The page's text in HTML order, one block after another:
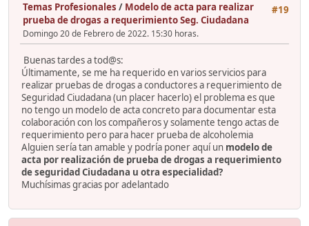
#19
Temas Profesionales / Modelo de acta para realizar
prueba de drogas a requerimiento Seg. Ciudadana
Domingo 20 de Febrero de 2022. 15:30 horas.
Buenas tardes a tod@s:
Últimamente, se me ha requerido en varios servicios para
realizar pruebas de drogas a conductores a requerimiento de
Seguridad Ciudadana (un placer hacerlo) el problema es que
no tengo un modelo de acta concreto para documentar esta
colaboración con los compañeros y solamente tengo actas de
requerimiento pero para hacer prueba de alcoholemia
Alguien sería tan amable y podría poner aquí un modelo de
acta por realización de prueba de drogas a requerimiento
de seguridad Ciudadana u otra especialidad?
Muchísimas gracias por adelantado